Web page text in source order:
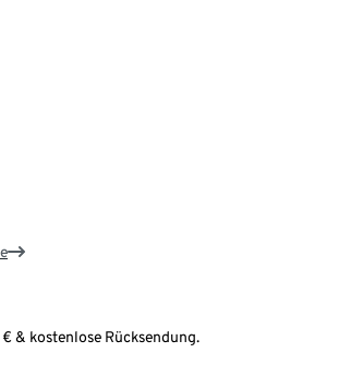
& kostenlose Rücksendung.